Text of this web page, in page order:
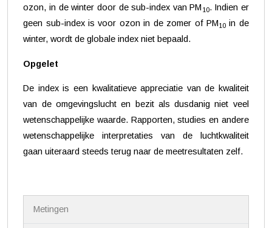
ozon, in de winter door de sub-index van PM 10. Indien er
geen sub-index is voor ozon in de zomer of PM10in de
winter, wordt de globale index niet bepaald.
Opgelet
De index is een kwalitatieve appreciatie van de kwaliteit
van de omgevingslucht en bezit als dusdanig niet veel
wetenschappelijke waarde. Rapporten, studies en andere
wetenschappelijke interpretaties van de luchtkwaliteit
gaan uiteraard steeds terug naar de meetresultaten zelf.
Metingen